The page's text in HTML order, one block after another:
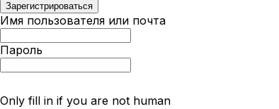
Имя пользователя или почта
Пароль
Only fill in if you are not human